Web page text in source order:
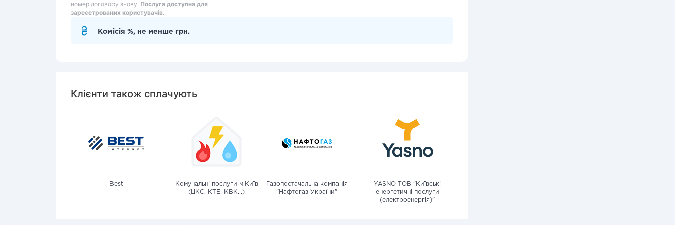
номер договору знову. Послуга доступна для
зареєстрованих користувачів.
Комісія %, не менше грн.
Клієнти також сплачують
Best
Комунальні послуги м.Київ
(ЦКС, КТЕ, КВК...)
Газопостачальна компанія
"Нафтогаз України"
YASNO ТОВ "Київські
енергетичні послуги
(електроенергія)"